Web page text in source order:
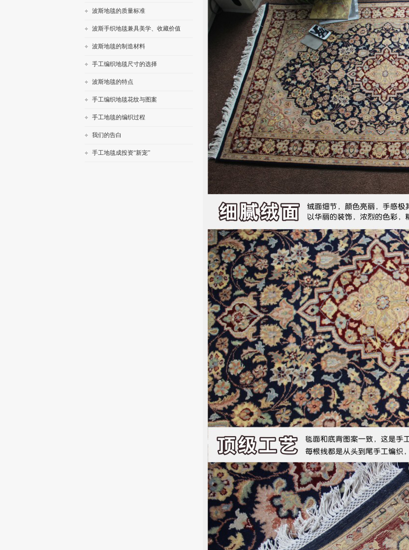
波斯地毯的质量标准
波斯手织地毯兼具美学、收藏价值
波斯地毯的制造材料
手工编织地毯尺寸的选择
波斯地毯的特点
手工编织地毯花纹与图案
手工地毯的编织过程
我们的告白
手工地毯成投资“新宠”